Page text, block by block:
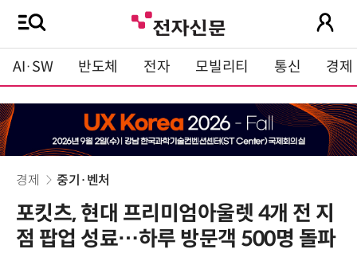
AI·SW 반도체 전자 모빌리티 통신 경제
경제 중기·벤처
포킷츠, 현대 프리미엄아울렛 4개 전 지
점 팝업 성료…하루 방문객 500명 돌파